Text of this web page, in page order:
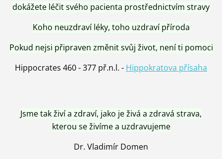
dokážete léčit svého pacienta prostřednictvím stravy
Koho neuzdraví léky, toho uzdraví příroda
Pokud nejsi připraven změnit svůj život, není ti pomoci
Hippocrates 460 - 377 př.n.l. - Hippokratova přísaha
Jsme tak živí a zdraví, jako je živá a zdravá strava,
kterou se živíme a uzdravujeme
Dr. Vladimír Domen